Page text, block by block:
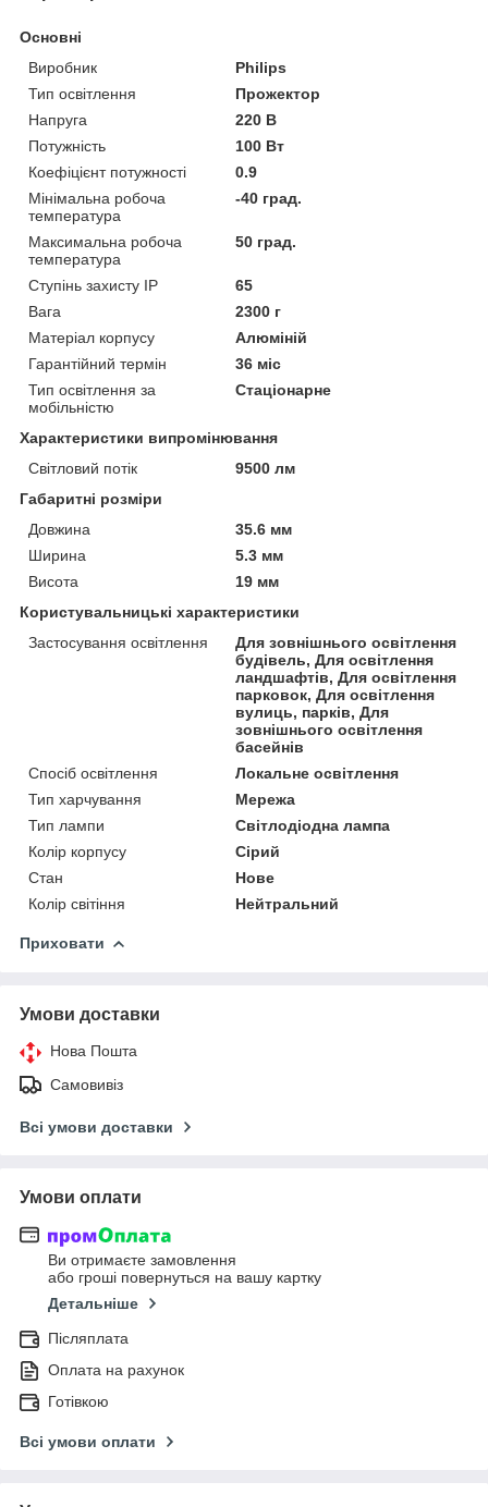
Основні
Виробник
Philips
Тип освітлення
Прожектор
Напруга
220 В
Потужність
100 Вт
Коефіцієнт потужності
0.9
Мінімальна робоча
температура
-40 град.
Максимальна робоча
температура
50 град.
Ступінь захисту IP
65
Вага
2300 г
Матеріал корпусу
Алюміній
Гарантійний термін
36 міс
Тип освітлення за
мобільністю
Стаціонарне
Характеристики випромінювання
Світловий потік
9500 лм
Габаритні розміри
Довжина
35.6 мм
Ширина
5.3 мм
Висота
19 мм
Користувальницькі характеристики
Застосування освітлення
Для зовнішнього освітлення
будівель, Для освітлення
ландшафтів, Для освітлення
парковок, Для освітлення
вулиць, парків, Для
зовнішнього освітлення
басейнів
Спосіб освітлення
Локальне освітлення
Тип харчування
Мережа
Тип лампи
Світлодіодна лампа
Колір корпусу
Сірий
Стан
Нове
Колір світіння
Нейтральний
Приховати
Умови доставки
Нова Пошта
Самовивіз
Всі умови доставки
Умови оплати
Ви отримаєте замовлення
або гроші повернуться на вашу картку
Детальніше
Післяплата
Оплата на рахунок
Готівкою
Всі умови оплати